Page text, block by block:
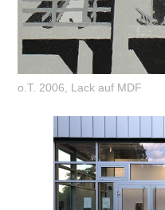
o.T. 2006, Lack auf MDF